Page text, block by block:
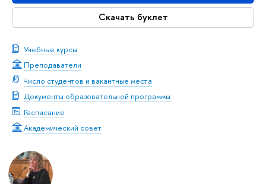
Скачать буклет
Учебные курсы
Преподаватели
Число студентов и вакантные места
Документы образовательной программы
Расписание
Академический совет